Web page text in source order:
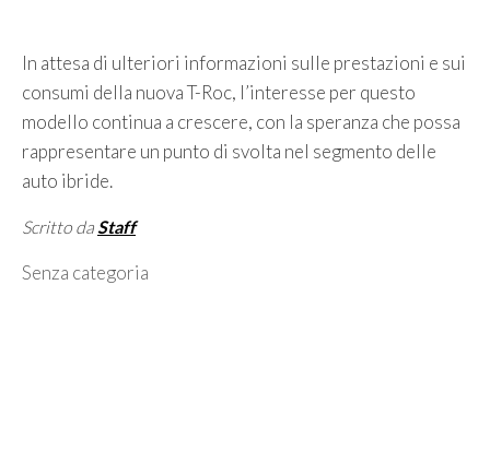
In attesa di ulteriori informazioni sulle prestazioni e sui
consumi della nuova T-Roc, l’interesse per questo
modello continua a crescere, con la speranza che possa
rappresentare un punto di svolta nel segmento delle
auto ibride.
Scritto daStaff
Categorie
Senza categoria